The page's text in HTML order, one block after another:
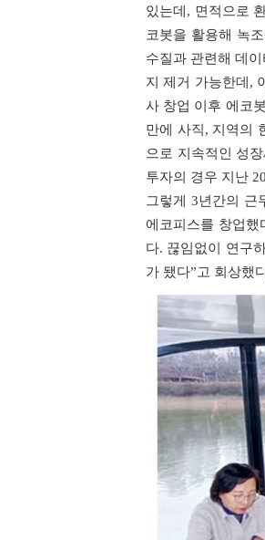
있는데, 면적으로
코봇을 활용해 녹
수질과 관련해 데
지 제거 가능한데,
사 창업 이후 에코
만에 사직, 지역의
으로 지속적인 성
투자의 경우 지난
그렇게 3년간의 근
에코피스를 창업했
다. 끊임없이 연구
가 됐다”고 회상했